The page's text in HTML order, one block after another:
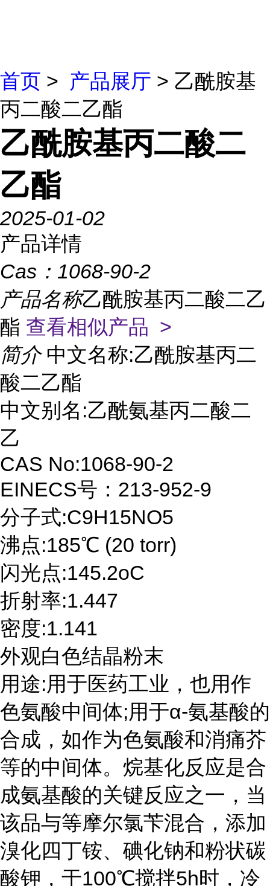
首页 > 产品展厅 > 乙酰胺基
丙二酸二乙酯
乙酰胺基丙二酸二
乙酯
2025-01-02
产品详情
Cas： 1068-90-2
产品名称乙酰胺基丙二酸二乙
酯 查看相似产品 >
简介 中文名称:乙酰胺基丙二
酸二乙酯
中文别名:乙酰氨基丙二酸二
乙
CAS No:1068-90-2
EINECS号：213-952-9
分子式:C9H15NO5
沸点:185℃ (20 torr)
闪光点:145.2oC
折射率:1.447
密度:1.141
外观白色结晶粉末
用途:用于医药工业，也用作
色氨酸中间体;用于α-氨基酸的
合成，如作为色氨酸和消痛芥
等的中间体。烷基化反应是合
成氨基酸的关键反应之一，当
该品与等摩尔氯苄混合，添加
溴化四丁铵、碘化钠和粉状碳
酸钾，于100℃搅拌5h时，冷